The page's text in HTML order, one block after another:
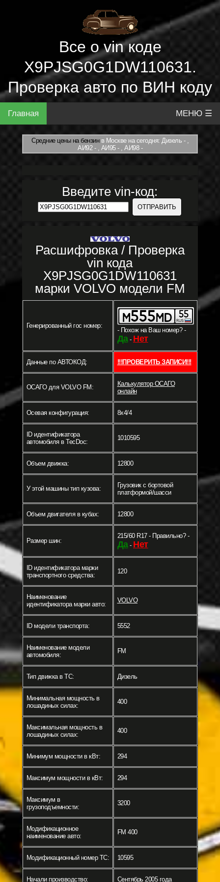
Все о vin коде
X9PJSG0G1DW110631.
Проверка авто по ВИН коду
Главная МЕНЮ ☰
Средние цены на бензинв Москве на сегодня: Дизель - ,
АИ92 - , АИ95 - , АИ98 -
Введите vin-код:
Расшифровка / Проверка
vin кода
X9PJSG0G1DW110631
марки VOLVO модели FM
Генерированный гос номер:
- Похож на Ваш номер? -
Да- Нет
Данные по АВТОКОД: !!!ПРОВЕРИТЬ ЗАПИСИ!!!
ОСАГО для VOLVO FM:
Калькулятор ОСАГО
онлайн
Осевая конфигурация: 8x4/4
ID идентификатора
автомобиля в TecDoc:
1010595
Объем движка: 12800
У этой машины тип кузова:
Грузовик c бортовой
платформой/шасси
Объем двигателя в кубах: 12800
Размер шин:
215/60 R17 - Правильно? -
Да- Нет
ID идентификатора марки
транспортного средства:
120
Наименование
идентификатора марки авто:
VOLVO
ID модели транспорта: 5552
Наименование модели
автомобиля:
FM
Тип движка в ТС: Дизель
Минимальная мощность в
лошадиных силах:
400
Максимальная мощность в
лошадиных силах:
400
Минимум мощности в кВт: 294
Максимум мощности в кВт: 294
Максимум в
грузоподъемности:
3200
Модификационное
наименование авто:
FM 400
Модификационный номер ТС: 10595
Начали производство: Сентябрь 2005 года